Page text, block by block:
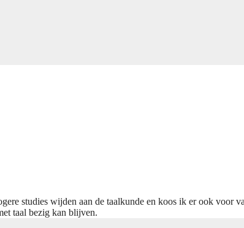
studies wijden aan de taalkunde en koos ik er ook voor
taal bezig kan blijven.